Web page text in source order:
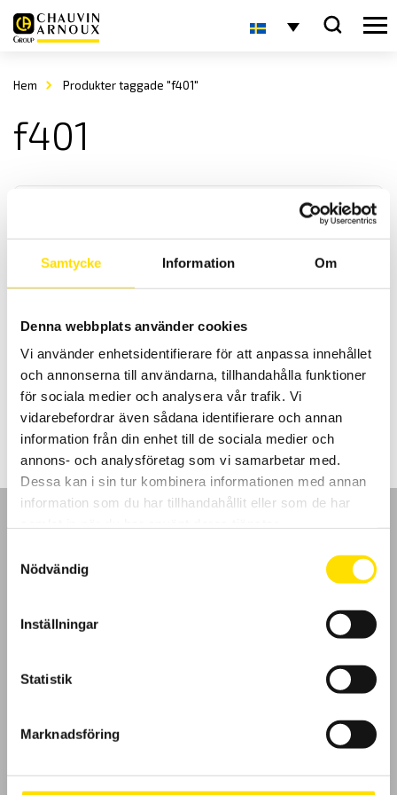
Samtycke Information Om
Denna webbplats använder cookies
Vi använder enhetsidentifierare för att anpassa innehållet
och annonserna till användarna, tillhandahålla funktioner
för sociala medier och analysera vår trafik. Vi
vidarebefordrar även sådana identifierare och annan
information från din enhet till de sociala medier och
annons- och analysföretag som vi samarbetar med.
Dessa kan i sin tur kombinera informationen med annan
information som du har tillhandahållit eller som de har
Nödvändig
Inställningar
Statistik
Marknadsföring
Hem Produkter taggade "f401"
f401
F201 & F402 Multifunktionstänger AC
spänning upp till 1700 V ac/dc, kontinuitet och startströmsmätning.
2,995.00 kr –4,060.00krPrisintervall:
2,995.00 kr
till
4,060.00 kr
LÄS MER